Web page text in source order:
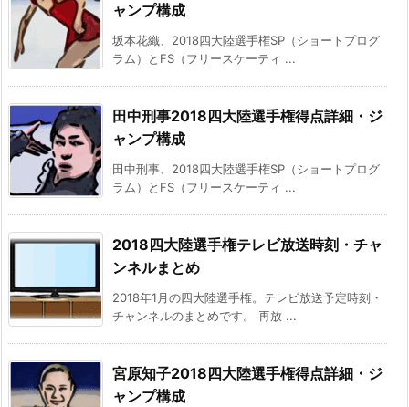
ャンプ構成
坂本花織、2018四大陸選手権SP（ショートプログ
ラム）とFS（フリースケーティ ...
田中刑事2018四大陸選手権得点詳細・ジ
ャンプ構成
田中刑事、2018四大陸選手権SP（ショートプログ
ラム）とFS（フリースケーティ ...
2018四大陸選手権テレビ放送時刻・チャ
ンネルまとめ
2018年1月の四大陸選手権。テレビ放送予定時刻・
チャンネルのまとめです。 再放 ...
宮原知子2018四大陸選手権得点詳細・ジ
ャンプ構成